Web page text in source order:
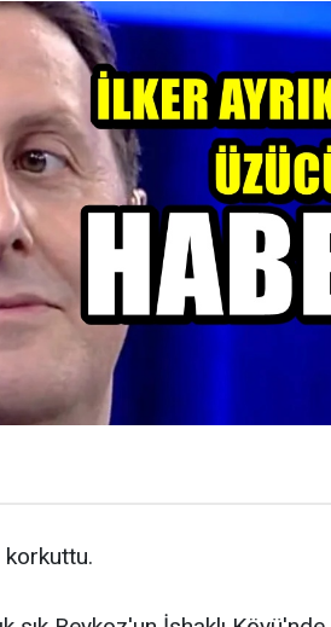
korkuttu.